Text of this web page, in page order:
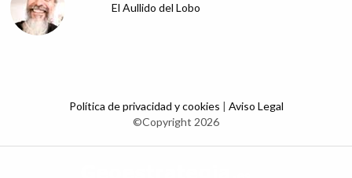
El Aullido del Lobo
Política de privacidad y cookies | Aviso Legal
©Copyright 2026